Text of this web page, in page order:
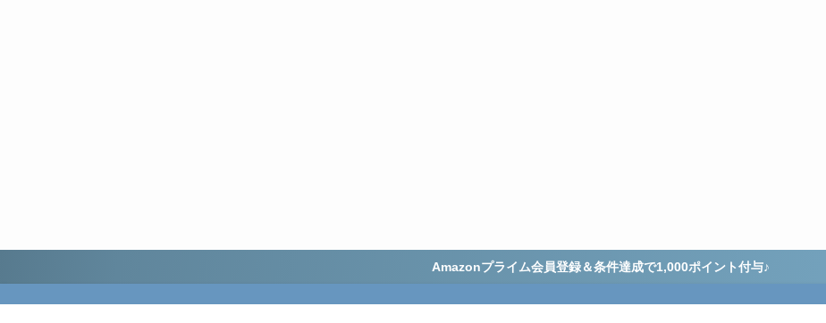
Amazonプライム会員登録＆条件達成で1,000ポイント付与♪